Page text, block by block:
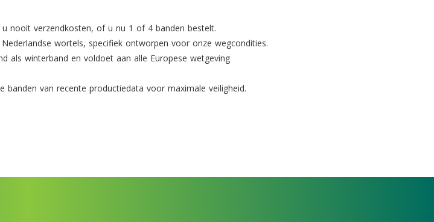
nooit verzendkosten, of u nu 1 of 4 banden bestelt.
wortels, specifiek ontworpen voor onze wegcondities.
als winterband en voldoet aan alle Europese wetgeving
banden van recente productiedata voor maximale veiligheid.